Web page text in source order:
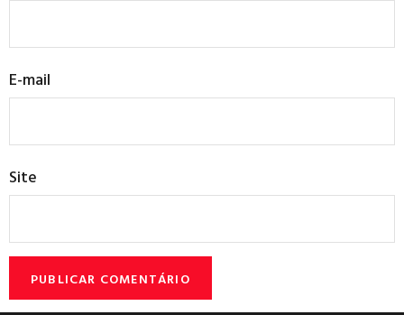
E-mail
Site